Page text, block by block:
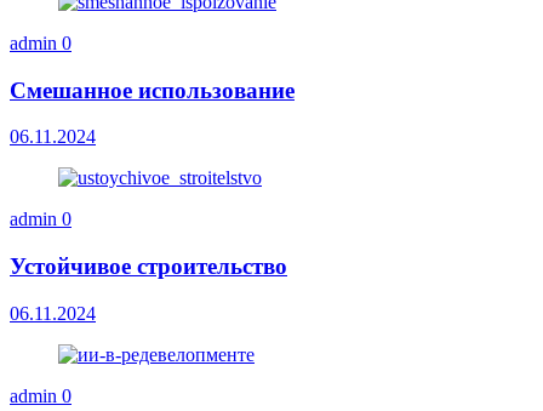
admin 0
Смешанное использование
06.11.2024
admin 0
Устойчивое строительство
06.11.2024
admin 0